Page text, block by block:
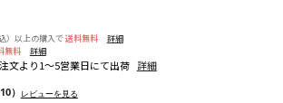
）以上の購入で 送料無料
詳細
無料 詳細
文より1～5営業日にて出荷 詳細
） レビューを見る